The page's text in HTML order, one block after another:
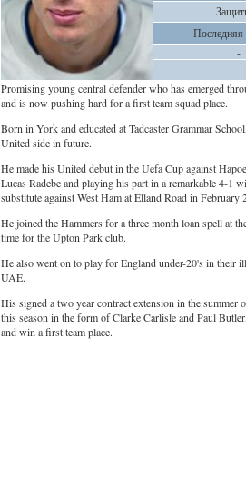
Последняя
-
Promising young central defender who has emerged
and is now pushing hard for a first team squad place.
Born in York and educated at Tadcaster Grammar
United side in future.
He made his United debut in the Uefa Cup against
Lucas Radebe and playing his part in a remarkable 4-1
substitute against West Ham at Elland Road in February
He joined the Hammers for a three month loan spell at
time for the Upton Park club.
He also went on to play for England under-20's in their
UAE.
His signed a two year contract extension in the
this season in the form of Clarke Carlisle and Paul
and win a first team place.